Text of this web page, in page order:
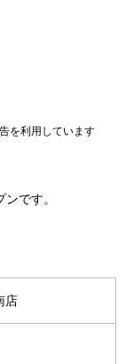
を利用しています
です。
店